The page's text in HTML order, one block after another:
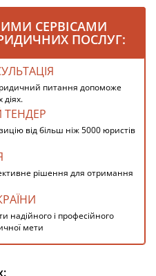
СЕРВІСАМИ
ПОСЛУГ:
питання допоможе
діях.
ТЕНДЕР
від більш ніж 5000 юристів
рішення для отримання
надійного і професійного
мети